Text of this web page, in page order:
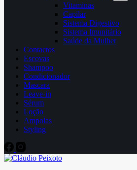
Vitaminas
Capilar
Sistema Digestivo
Sistema Imunitário
Saúde da Mulher
Contactos
Escovas
Shampoo
Condicionador
Mascara
Leave-in
Sérum
Loção
Ampolas
Styling